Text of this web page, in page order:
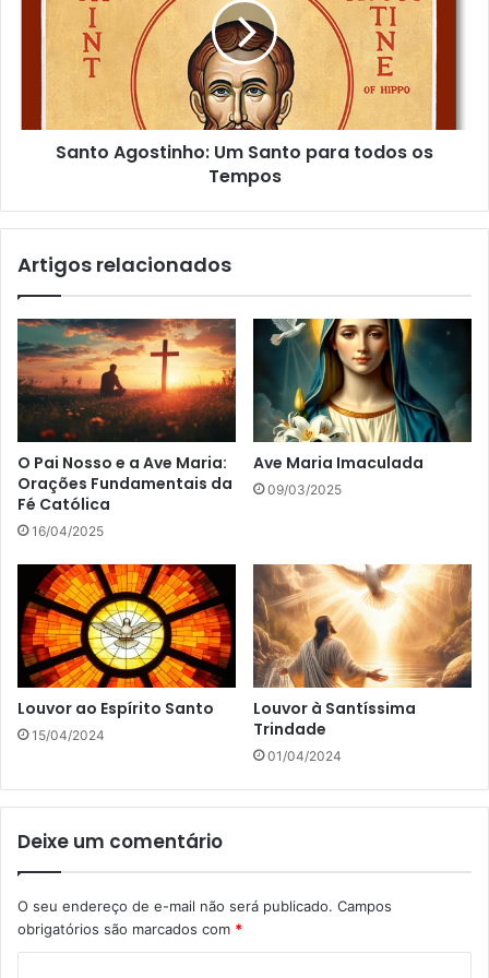
Santo Agostinho: Um Santo para todos os
Tempos
Artigos relacionados
O Pai Nosso e a Ave Maria:
Orações Fundamentais da
Fé Católica
16/04/2025
Ave Maria Imaculada
09/03/2025
Louvor ao Espírito Santo
15/04/2024
Louvor à Santíssima
Trindade
01/04/2024
Deixe um comentário
O seu endereço de e-mail não será publicado. Campos
obrigatórios são marcados com *